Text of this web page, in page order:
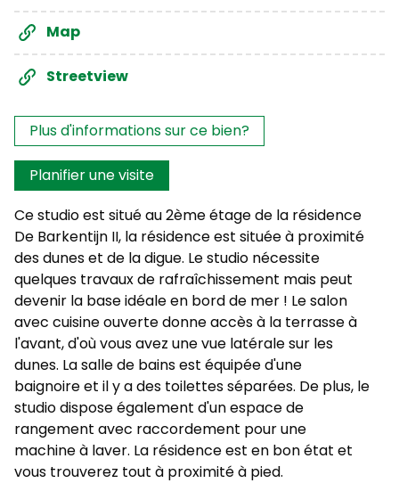
Map
Streetview
Les intérêts?
Plus d'informations sur ce bien?
Planifier une visite
Ce studio est situé au 2ème étage de la résidence
De Barkentijn II, la résidence est située à proximité
des dunes et de la digue. Le studio nécessite
quelques travaux de rafraîchissement mais peut
devenir la base idéale en bord de mer ! Le salon
avec cuisine ouverte donne accès à la terrasse à
l'avant, d'où vous avez une vue latérale sur les
dunes. La salle de bains est équipée d'une
baignoire et il y a des toilettes séparées. De plus, le
studio dispose également d'un espace de
rangement avec raccordement pour une
machine à laver. La résidence est en bon état et
vous trouverez tout à proximité à pied.